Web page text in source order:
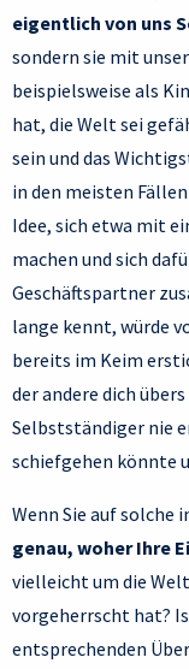
eigentlich von uns
sondern sie mit
beispielsweise als
hat, die Welt sei
sein und das
in den meisten
Idee, sich etwa mit
machen und sich
Geschäftspartner
lange kennt, würde
bereits im Keim
der andere dich
Selbstständiger nie
schiefgehen könnte
Wenn Sie auf solche
genau, woher Ihre
vielleicht um die
vorgeherrscht hat?
entsprechenden